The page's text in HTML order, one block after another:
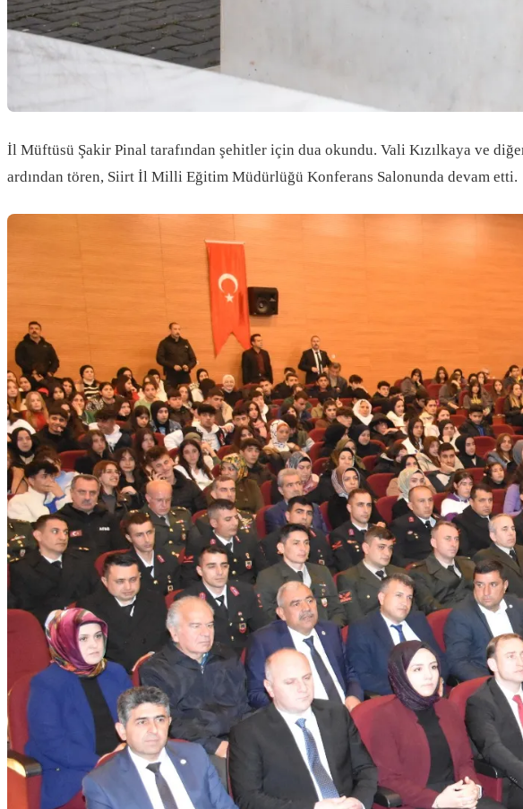
İl Müftüsü Şakir Pinal tarafından şehitler için dua okundu. Vali Kızılkaya ve
ardından tören, Siirt İl Milli Eğitim Müdürlüğü Konferans Salonunda devam etti.